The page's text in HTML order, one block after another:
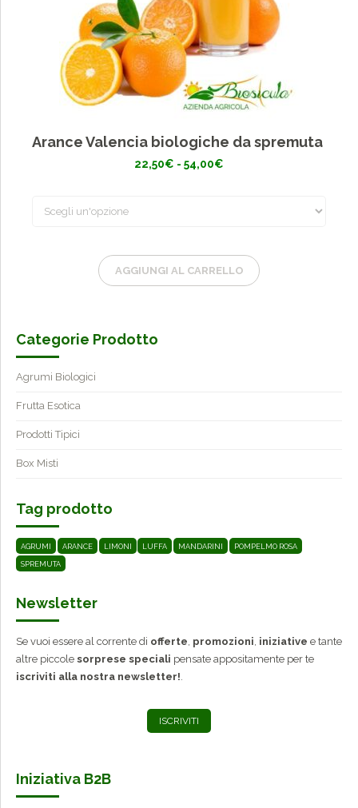
Arance Valencia biologiche da spremuta
22,50€ - 54,00€
AGGIUNGI AL CARRELLO
Categorie Prodotto
Agrumi Biologici
Frutta Esotica
Prodotti Tipici
Box Misti
Tag prodotto
AGRUMI ARANCE LIMONI LUFFA MANDARINI
POMPELMO ROSA
SPREMUTA
Newsletter
Se vuoi essere al corrente di offerte promozioni iniziative e tante
altre piccole sorprese speciali pensate appositamente per te
iscriviti alla nostra newsletter!
ISCRIVITI
Iniziativa B2B